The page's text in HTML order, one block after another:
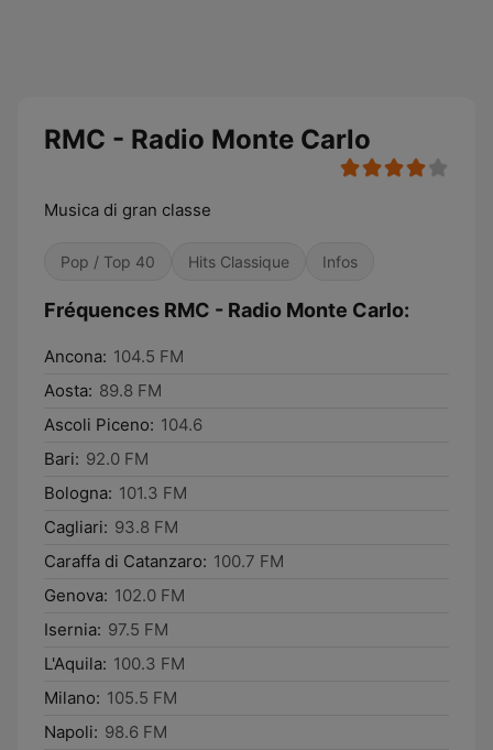
RMC - Radio Monte Carlo
Musica di gran classe
Pop / Top 40 Hits Classique Infos
Fréquences RMC - Radio Monte Carlo:
Ancona: 104.5 FM
Aosta: 89.8 FM
Ascoli Piceno: 104.6
Bari: 92.0 FM
Bologna: 101.3 FM
Cagliari: 93.8 FM
Caraffa di Catanzaro: 100.7 FM
Genova: 102.0 FM
Isernia: 97.5 FM
L'Aquila: 100.3 FM
Milano: 105.5 FM
Napoli: 98.6 FM